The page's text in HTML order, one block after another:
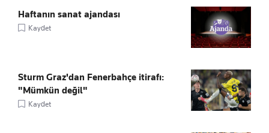
Haftanın sanat ajandası
Kaydet
Sturm Graz'dan Fenerbahçe itirafı:
"Mümkün değil"
Kaydet